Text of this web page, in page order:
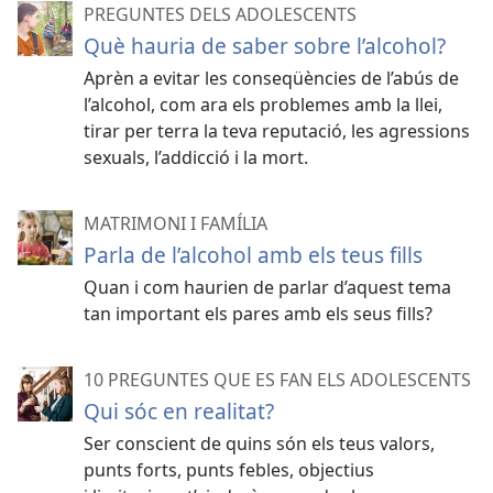
PREGUNTES DELS ADOLESCENTS
Què hauria de saber sobre l’alcohol?
Aprèn a evitar les conseqüències de l’abús de
l’alcohol, com ara els problemes amb la llei,
tirar per terra la teva reputació, les agressions
sexuals, l’addicció i la mort.
MATRIMONI I FAMÍLIA
Parla de l’alcohol amb els teus fills
Quan i com haurien de parlar d’aquest tema
tan important els pares amb els seus fills?
10 PREGUNTES QUE ES FAN ELS ADOLESCENTS
Qui sóc en realitat?
Ser conscient de quins són els teus valors,
punts forts, punts febles, objectius